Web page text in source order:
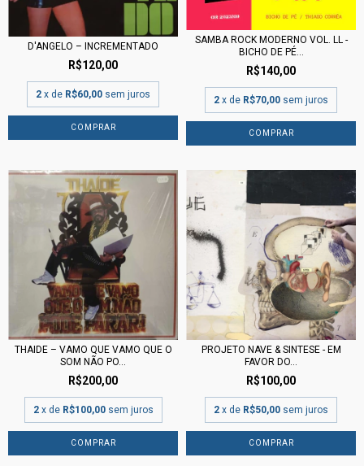
D'ANGELO – INCREMENTADO
R$120,00
2 x de R$60,00 sem juros
SAMBA ROCK MODERNO VOL. LL -
BICHO DE PÉ...
R$140,00
2 x de R$70,00 sem juros
THAIDE ‎– VAMO QUE VAMO QUE O
SOM NÃO PO...
R$200,00
2 x de R$100,00 sem juros
PROJETO NAVE & SINTESE - EM
FAVOR DO...
R$100,00
2 x de R$50,00 sem juros